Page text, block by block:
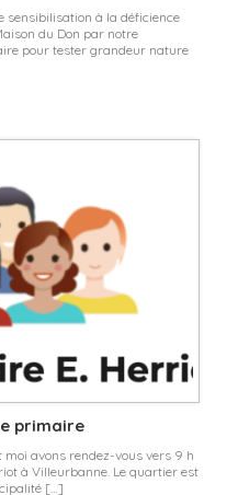
sensibilisation à la déficience
du Don par notre
pour tester grandeur nature
primaire
moi avons rendez-vous vers 9 h
à Villeurbanne. Le quartier est
[…]